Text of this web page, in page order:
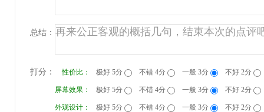
总结：
打分： 性价比： 极好 5分 不错 4分 一般 3分 不好 2分
屏幕效果： 极好 5分 不错 4分 一般 3分 不好 2分
外观设计： 极好 5分 不错 4分 一般 3分 不好 2分